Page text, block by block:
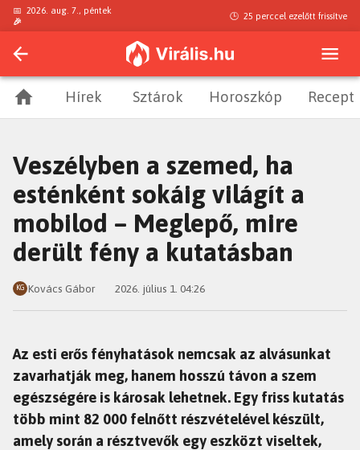
📅 2026. aug. 7., péntek
🎉
🕒 25 perccel ezelőtt frissítve
Hírek Sztárok Horoszkóp Recept
Veszélyben a szemed, ha
esténként sokáig világít a
mobilod – Meglepő, mire
derült fény a kutatásban
KG Kovács Gábor 2026. július 1. 04:26
Az esti erős fényhatások nemcsak az alvásunkat
zavarhatják meg, hanem hosszú távon a szem
egészségére is károsak lehetnek. Egy friss kutatás
több mint 82 000 felnőtt részvételével készült,
amely során a résztvevők egy eszközt viseltek,